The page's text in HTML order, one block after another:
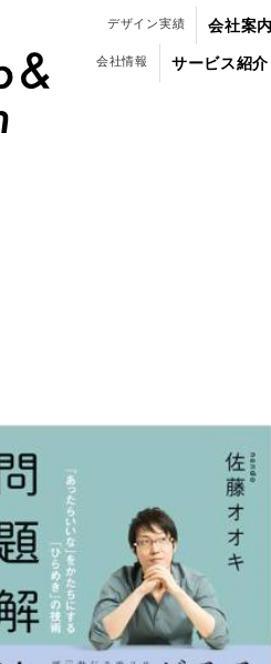
デザイン実績 会社案
会社情報 サービス紹介